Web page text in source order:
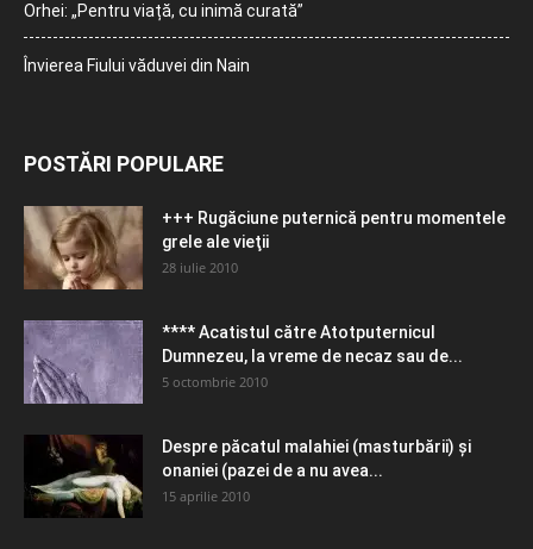
Orhei: „Pentru viață, cu inimă curată”
Învierea Fiului văduvei din Nain
POSTĂRI POPULARE
+++ Rugăciune puternică pentru momentele
grele ale vieţii
28 iulie 2010
**** Acatistul către Atotputernicul
Dumnezeu, la vreme de necaz sau de...
5 octombrie 2010
Despre păcatul malahiei (masturbării) şi
onaniei (pazei de a nu avea...
15 aprilie 2010